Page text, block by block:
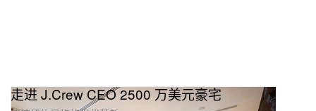
走进 J.Crew CEO 2500 万美元豪宅